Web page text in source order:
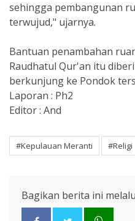
sehingga pembangunan
terwujud," ujarnya.
Bantuan penambahan
Raudhatul Qur'an itu
berkunjung ke Pondok
Laporan : Ph2
Editor : And
#Kepulauan Meranti #Religi
Bagikan berita ini